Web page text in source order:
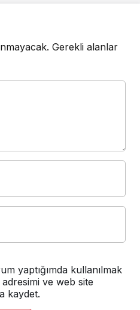
Gerekli alanlar
yaptığımda kullanılmak
adresimi ve web site
kaydet.